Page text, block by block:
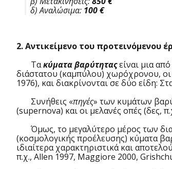
δ) Αναλώσιμα: 100 €
2. Αντικείμενο του προτεινόμενου
Τακύματα βαρύτηταςείναι μια
διάστατου (καμπύλου) χωρόχρονου,
1976), και διακρίνονται σε δύο είδη:
Συνήθεις «πηγές» των κυμάτων
(supernova) και οι μελανές οπές (δες,
Όμως, το μεγαλύτερο μέρος των
(κοσμολογικής προέλευσης) κύματα
ιδιαίτερα χαρακτηριστικά και
π.χ., Allen 1997, Maggiore 2000,